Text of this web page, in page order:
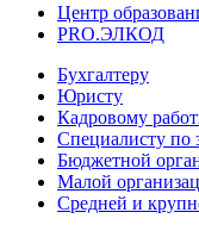
Центр
PRO.ЭЛКОД
Бухгалтеру
Юристу
Кадровому
Специалисту по
Бюджетной
Малой
Средней и